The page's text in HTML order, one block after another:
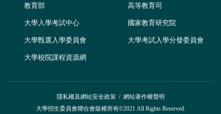
教育部 高等教育司
大學入學考試中心 國家教育研究院
大學甄選入學委員會 大學考試入學分發委員會
大學校院課程資源網
隱私權及網站安全政策/ 網站著作權聲明
大學招生委員會聯合會版權所有©2021 All Rights Reserved.